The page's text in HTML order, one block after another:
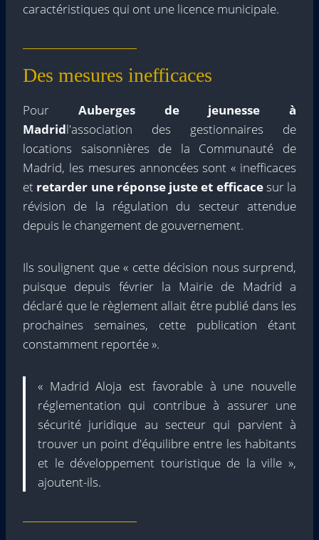
caractéristiques qui ont une licence municipale.
Des mesures inefficaces
Pour Auberges de jeunesse à
Madridl'association des gestionnaires de
locations saisonnières de la Communauté de
Madrid, les mesures annoncées sont « inefficaces
et retarder une réponse juste et efficacesur la
révision de la régulation du secteur attendue
depuis le changement de gouvernement.
Ils soulignent que « cette décision nous surprend,
puisque depuis février la Mairie de Madrid a
déclaré que le règlement allait être publié dans les
prochaines semaines, cette publication étant
constamment reportée ».
« Madrid Aloja est favorable à une nouvelle
réglementation qui contribue à assurer une
sécurité juridique au secteur qui parvient à
trouver un point d'équilibre entre les habitants
et le développement touristique de la ville »,
ajoutent-ils.